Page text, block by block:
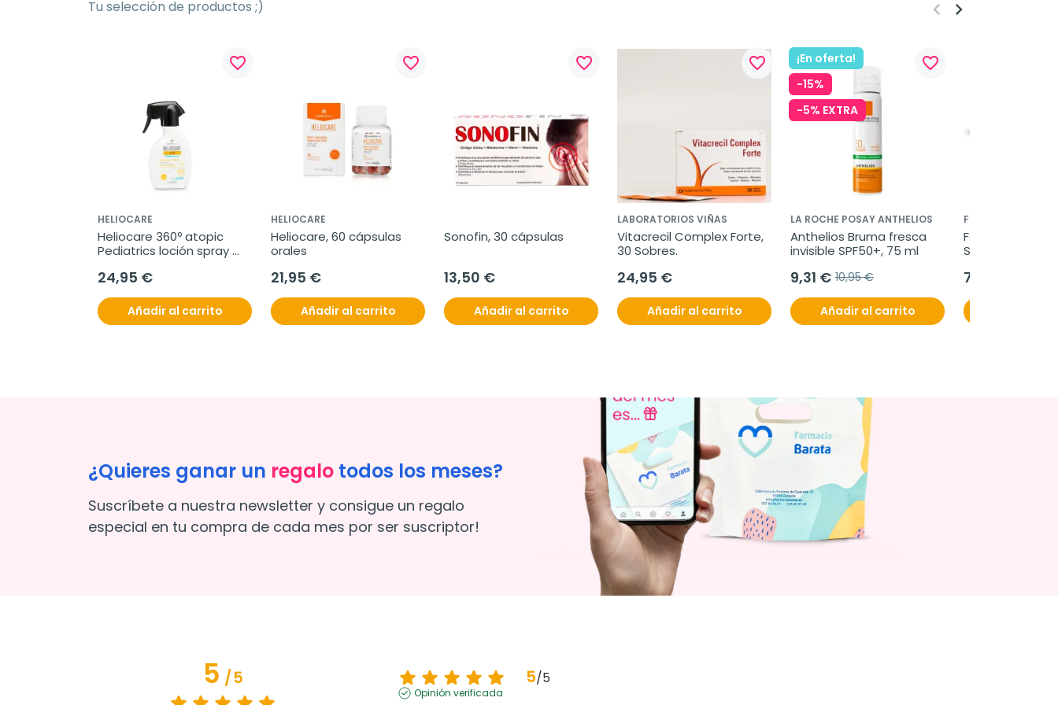
Tu selección de productos ;)
favorite_border
HELIOCARE
Heliocare 360º atopic
Pediatrics loción spray
24,95 €
Añadir al carrito
favorite_border
HELIOCARE
Heliocare, 60 cápsulas
orales
21,95 €
Añadir al carrito
favorite_border
Sonofin, 30 cápsulas
13,50 €
Añadir al carrito
favorite_border
LABORATORIOS VIÑAS
Vitacrecil Complex Forte,
30 Sobres.
24,95 €
Añadir al carrito
¡En oferta!
-15%
-5% EXTRA
favorite_border
LA ROCHE POSAY ANTHELIOS
Anthelios Bruma fresca
invisible SPF50+, 75 ml
9,31 € 10,95 €
Añadir al carrito
FERTYPHARM
FertyBiotic
Sobres.
78,95 €
keyboard_arrow_left keyboard_arrow_right
¿Quieres ganar un regalo todos los meses?
Suscríbete a nuestra newsletter y consigue un regalo
especial en tu compra de cada mes por ser suscriptor!
5/5 5/5
Opinión verificada